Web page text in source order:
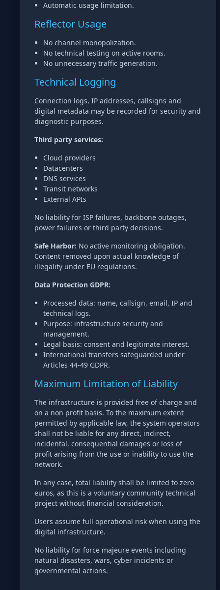
Automatic usage limitation.
Reflector Usage
No channel monopolization.
No technical testing on active rooms.
No unnecessary traffic generation.
Technical Logging
Connection logs, IP addresses, callsigns and
digital metadata may be recorded for security and
diagnostic purposes.
Third party services:
Cloud providers
Datacenters
DNS services
Transit networks
External APIs
No liability for ISP failures, backbone outages,
power failures or third party decisions.
Safe Harbor: No active monitoring obligation.
Content removed upon actual knowledge of
illegality under EU regulations.
Data Protection GDPR:
Processed data: name, callsign, email, IP and
technical logs.
Purpose: infrastructure security and
management.
Legal basis: consent and legitimate interest.
International transfers safeguarded under
Articles 44-49 GDPR.
Maximum Limitation of Liability
The infrastructure is provided free of charge and
on a non profit basis. To the maximum extent
permitted by applicable law, the system operators
shall not be liable for any direct, indirect,
incidental, consequential damages or loss of
profit arising from the use or inability to use the
network.
In any case, total liability shall be limited to zero
euros, as this is a voluntary community technical
project without financial consideration.
Users assume full operational risk when using the
digital infrastructure.
No liability for force majeure events including
natural disasters, wars, cyber incidents or
governmental actions.